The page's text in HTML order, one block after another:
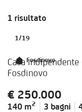
1 risultato
Fosdinovo
1/19
Casa
Fosdinovo
140 m2 3 bagni
€ 250.000